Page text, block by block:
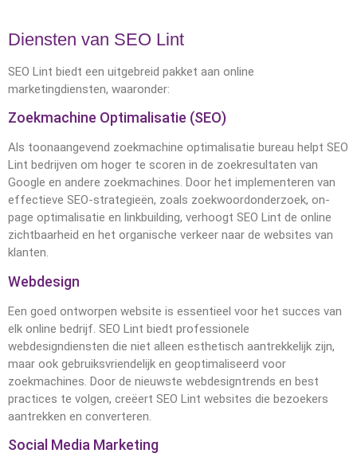
Diensten van SEO Lint
SEO Lint biedt een uitgebreid pakket aan online
marketingdiensten, waaronder:
Zoekmachine Optimalisatie (SEO)
Als toonaangevend zoekmachine optimalisatie bureau helpt SEO
Lint bedrijven om hoger te scoren in de zoekresultaten van
Google en andere zoekmachines. Door het implementeren van
effectieve SEO-strategieën, zoals zoekwoordonderzoek, on-
page optimalisatie en linkbuilding, verhoogt SEO Lint de online
zichtbaarheid en het organische verkeer naar de websites van
klanten.
Webdesign
Een goed ontworpen website is essentieel voor het succes van
elk online bedrijf. SEO Lint biedt professionele
webdesigndiensten die niet alleen esthetisch aantrekkelijk zijn,
maar ook gebruiksvriendelijk en geoptimaliseerd voor
zoekmachines. Door de nieuwste webdesigntrends en best
practices te volgen, creëert SEO Lint websites die bezoekers
aantrekken en converteren.
Social Media Marketing